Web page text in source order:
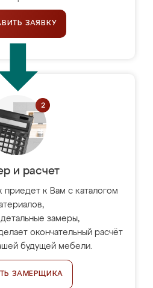
ЗАЯВКУ
и расчет
к Вам с каталогом
замеры,
окончательный расчёт
будущей мебели.
ЗАМЕРЩИКА